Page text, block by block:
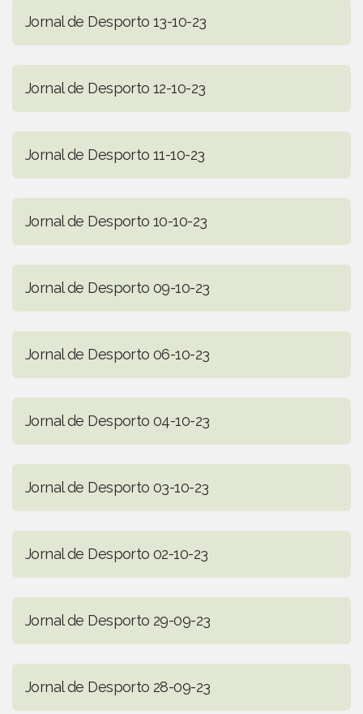
Jornal de Desporto 13-10-23
Jornal de Desporto 12-10-23
Jornal de Desporto 11-10-23
Jornal de Desporto 10-10-23
Jornal de Desporto 09-10-23
Jornal de Desporto 06-10-23
Jornal de Desporto 04-10-23
Jornal de Desporto 03-10-23
Jornal de Desporto 02-10-23
Jornal de Desporto 29-09-23
Jornal de Desporto 28-09-23